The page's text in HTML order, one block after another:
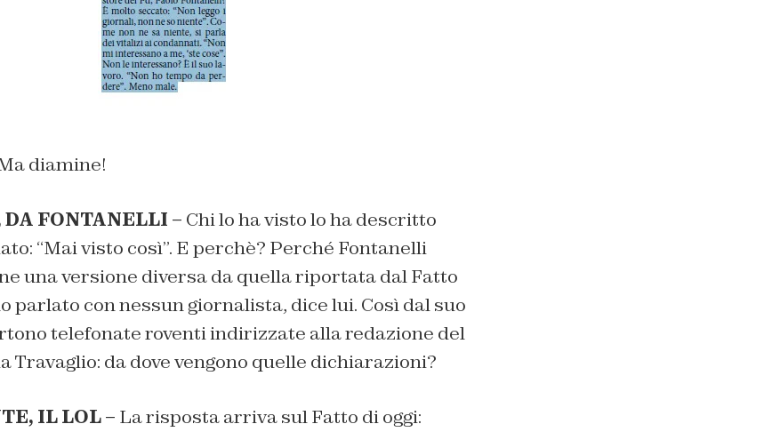
diamine!
FONTANELLI – Chi lo ha visto lo ha descritto
“Mai visto così”. E perchè? Perché Fontanelli
una versione diversa da quella riportata dal Fatto
parlato con nessun giornalista, dice lui. Così dal suo
telefonate roventi indirizzate alla redazione del
Travaglio: da dove vengono quelle dichiarazioni?
IL LOL – La risposta arriva sul Fatto di oggi: